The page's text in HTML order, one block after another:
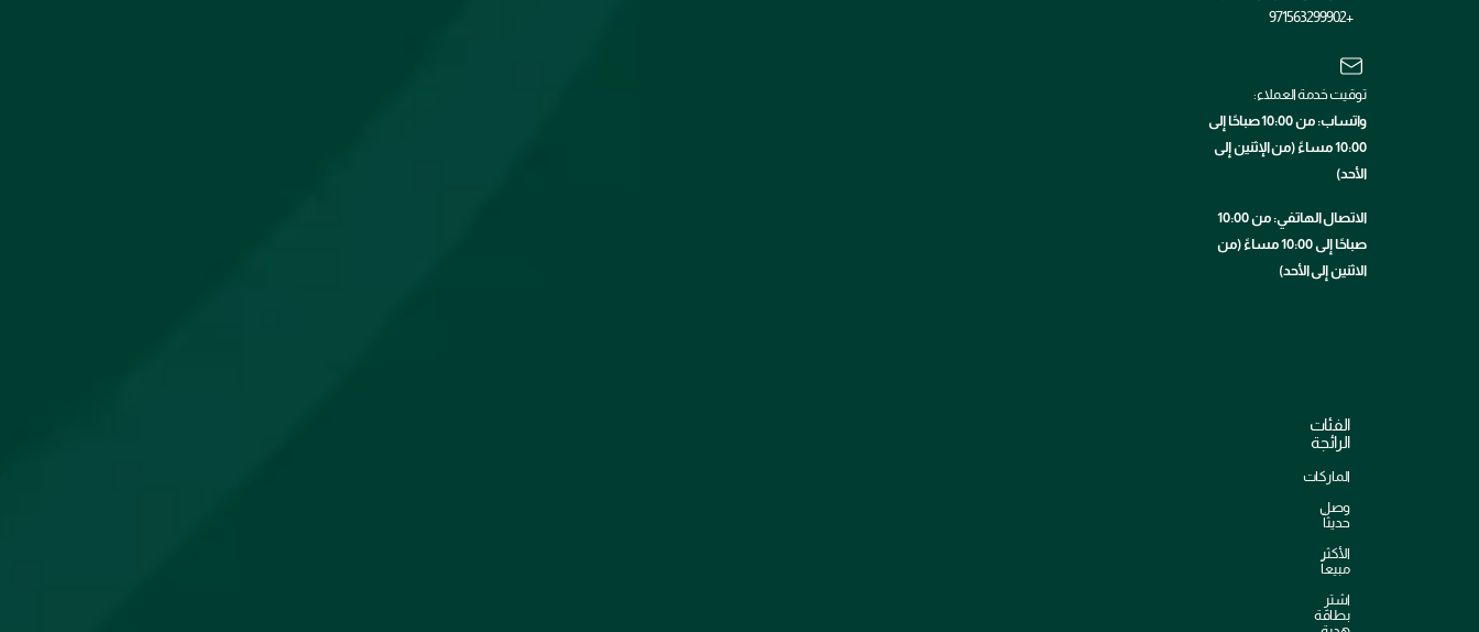
+971563299902
توقيت خدمة العملاء:
واتساب: من 10:00 صباحًا إلى
10:00 مساءً (من الإثنين إلى
الأحد)
الاتصال الهاتفي: من 10:00
صباحًا إلى 10:00 مساءً (من
الاثنين إلى الأحد)
الفئات
الرائجة
الماركات
وصل
حديثاً
الأكثر
مبيعاً
اشترِ
بطاقة